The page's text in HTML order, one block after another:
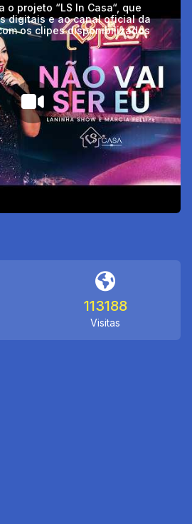
o projeto “LS In Casa“, que
digitais e ao canal oficial da
os clipes disponibilizados
113188
Visitas